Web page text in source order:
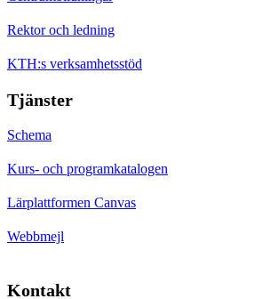
Rektor och ledning
KTH:s verksamhetsstöd
Tjänster
Schema
Kurs- och programkatalogen
Lärplattformen Canvas
Webbmejl
Kontakt